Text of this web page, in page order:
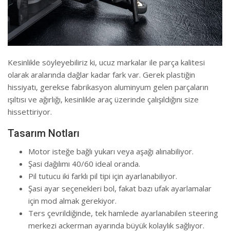
Kesinlikle söyleyebiliriz ki, ucuz markalar ile parça kalitesi
olarak aralarında dağlar kadar fark var. Gerek plastiğin
hissiyatı, gerekse fabrikasyon aluminyum gelen parçaların
ışıltısı ve ağırlığı, kesinlikle araç üzerinde çalışıldığını size
hissettiriyor.
Tasarım Notları
Motor isteğe bağlı yukarı veya aşağı alınabiliyor.
Şasi dağılımı 40/60 ideal oranda.
Pil tutucu iki farklı pil tipi için ayarlanabiliyor.
Şasi ayar seçenekleri bol, fakat bazı ufak ayarlamalar
için mod almak gerekiyor.
Ters çevrildiğinde, tek hamlede ayarlanabilen steering
merkezi ackerman ayarında büyük kolaylık sağlıyor.